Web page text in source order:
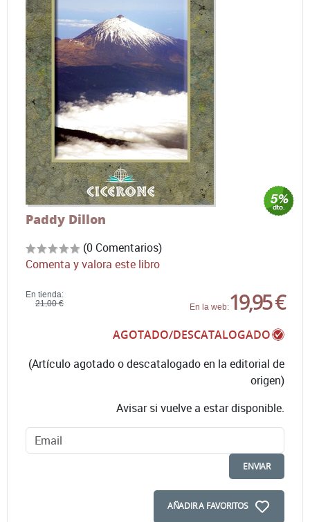
Paddy Dillon
(0 Comentarios)
Comenta y valora este libro
En tienda:
21,00 €
En la web:19,95 €
AGOTADO/DESCATALOGADO
(Artículo agotado o descatalogado en la editorial de
origen)
Avisar si vuelve a estar disponible.
ENVIAR
AÑADIR A FAVORITOS